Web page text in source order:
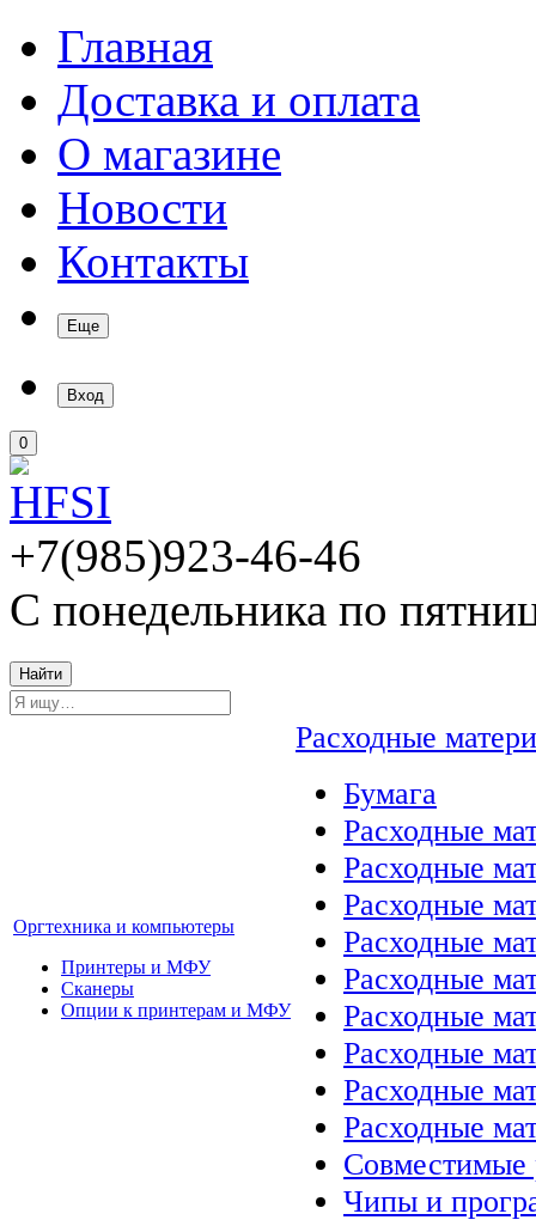
Главная
Доставка и оплата
О магазине
Новости
Контакты
Еще
Вход
0
+7(985)923-46-46
С понедельника по
Найти
Оргтехника и компьютеры
Принтеры и МФУ
Сканеры
Опции к принтерам и МФУ
Расходные
Бумага
Расходные
Расходные
Расходные
Расходные
Расходные
Расходные
Расходные
Расходные
Расходные
Совместимые
Чипы и